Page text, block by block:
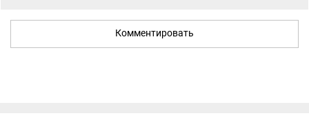
Комментировать